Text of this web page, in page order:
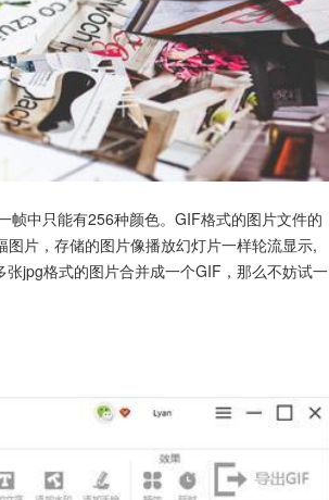
帧中只能有256种颜色。GIF格式的图片文件的
片，存储的图片像播放幻灯片一样轮流显示,
jpg格式的图片合并成一个GIF，那么不妨试一